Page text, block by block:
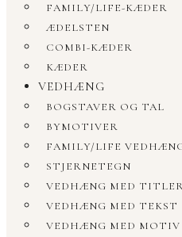
FAMILY/LIFE-KÆDER
ÆDELSTEN
COMBI-KÆDER
KÆDER
VEDHÆNG
BOGSTAVER OG TAL
BYMOTIVER
FAMILY/LIFE
STJERNETEGN
VEDHÆNG MED
VEDHÆNG MED TEKST
VEDHÆNG MED MOTIV